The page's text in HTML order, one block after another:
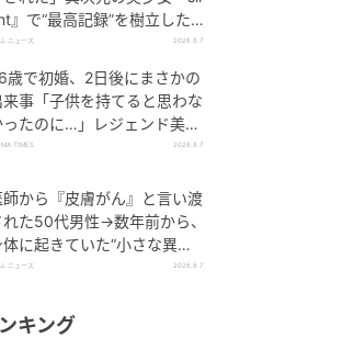
』で“最高記録”を樹立した
反則級」の【トップ女優】
ニュース 2026.8.7
歳で初婚、2日後にまさかの
来事「子供を持てると思わな
ったのに…」レジェンド美魔
当時の心境を告白
TIMES 2026.8.7
師から『皮膚がん』と言い渡
れた50代男性→数年前から、
体に起きていた“小さな異
”に「あのとき受診していれ
ニュース 2026.8.7
キング